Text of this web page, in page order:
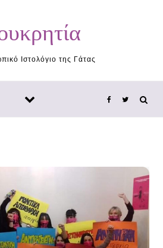
Ιστολόγιο της Γάτας